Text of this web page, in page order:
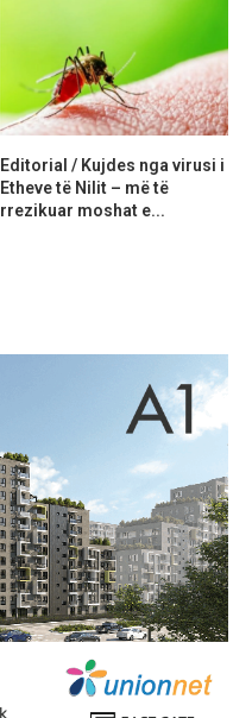
Editorial / Kujdes nga virusi i
Etheve të Nilit – më të
rrezikuar moshat e...